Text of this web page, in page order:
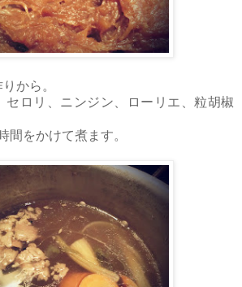
から。
セロリ、ニンジン、ローリエ、粒胡椒
間をかけて煮ます。